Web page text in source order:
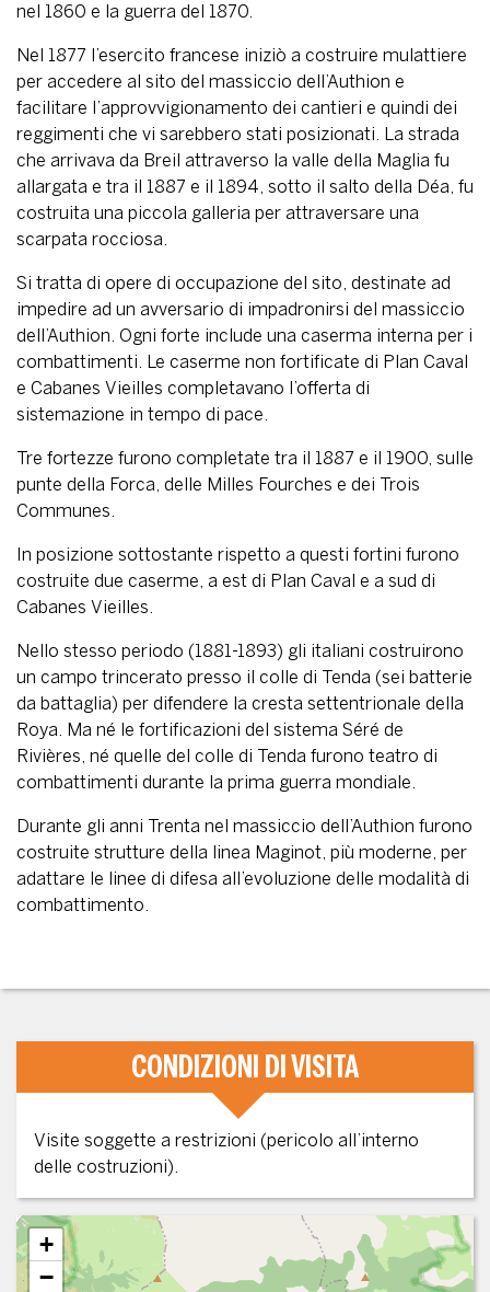
nel 1860 e la guerra del 1870.
Nel 1877 l’esercito francese iniziò a costruire mulattiere
per accedere al sito del massiccio dell’Authion e
facilitare l’approvvigionamento dei cantieri e quindi dei
reggimenti che vi sarebbero stati posizionati. La strada
che arrivava da Breil attraverso la valle della Maglia fu
allargata e tra il 1887 e il 1894, sotto il salto della Déa, fu
costruita una piccola galleria per attraversare una
scarpata rocciosa.
Si tratta di opere di occupazione del sito, destinate ad
impedire ad un avversario di impadronirsi del massiccio
dell’Authion. Ogni forte include una caserma interna per i
combattimenti. Le caserme non fortificate di Plan Caval
e Cabanes Vieilles completavano l’offerta di
sistemazione in tempo di pace.
Tre fortezze furono completate tra il 1887 e il 1900, sulle
punte della Forca, delle Milles Fourches e dei Trois
Communes.
In posizione sottostante rispetto a questi fortini furono
costruite due caserme, a est di Plan Caval e a sud di
Cabanes Vieilles.
Nello stesso periodo (1881-1893) gli italiani costruirono
un campo trincerato presso il colle di Tenda (sei batterie
da battaglia) per difendere la cresta settentrionale della
Roya. Ma né le fortificazioni del sistema Séré de
Rivières, né quelle del colle di Tenda furono teatro di
combattimenti durante la prima guerra mondiale.
Durante gli anni Trenta nel massiccio dell’Authion furono
costruite strutture della linea Maginot, più moderne, per
adattare le linee di difesa all’evoluzione delle modalità di
combattimento.
CONDIZIONI DI VISITA
Visite soggette a restrizioni (pericolo all’interno
delle costruzioni).
+
−